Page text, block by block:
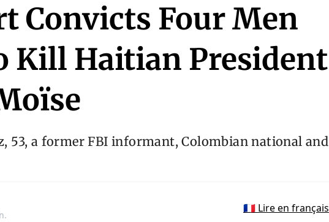
Convicts Four Men
Kill Haitian President
53, a former FBI informant, Colombian national and
🇫🇷 Lire en français